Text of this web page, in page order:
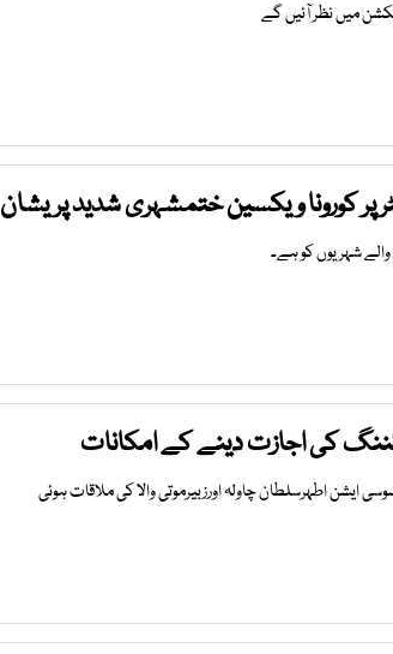
میں نظر آئیں گے
پر کورونا ویکسین ختمشہری شدید پریشان
شہریوں کو ہے۔
کی اجازت دینے کے امکانات
اطہرسلطان چاولہ اورزبیرموتی والا کی ملاقات ہوئی